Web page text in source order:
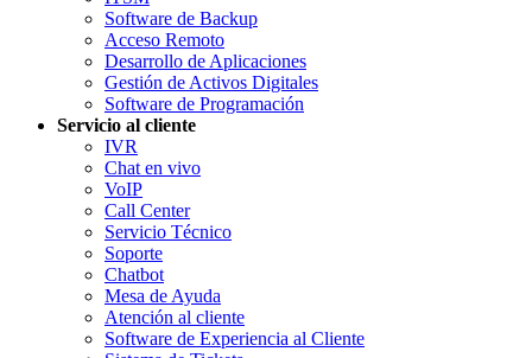
Software de Backup
Acceso Remoto
Desarrollo de Aplicaciones
Gestión de Activos Digitales
Software de Programación
Servicio al cliente
IVR
Chat en vivo
VoIP
Call Center
Servicio Técnico
Soporte
Chatbot
Mesa de Ayuda
Atención al cliente
Software de Experiencia al Cliente